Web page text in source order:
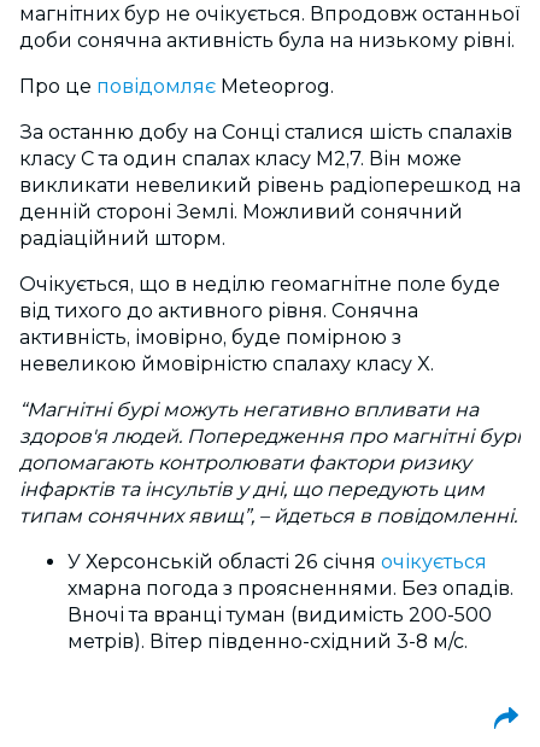
магнітних бур не очікується. Впродовж останньої
доби сонячна активність була на низькому рівні.
Про це повідомляє Meteoprog.
За останню добу на Сонці сталися шість спалахів
класу С та один спалах класу М2,7. Він може
викликати невеликий рівень радіоперешкод на
денній стороні Землі. Можливий сонячний
радіаційний шторм.
Очікується, що в неділю геомагнітне поле буде
від тихого до активного рівня. Сонячна
активність, імовірно, буде помірною з
невеликою ймовірністю спалаху класу X.
“Магнітні бурі можуть негативно впливати на
здоров'я людей. Попередження про магнітні бурі
допомагають контролювати фактори ризику
інфарктів та інсультів у дні, що передують цим
типам сонячних явищ”, – йдеться в повідомленні.
У Херсонській області 26 січня очікується
хмарна погода з проясненнями. Без опадів.
Вночі та вранці туман (видимість 200-500
метрів). Вітер південно-східний 3-8 м/с.